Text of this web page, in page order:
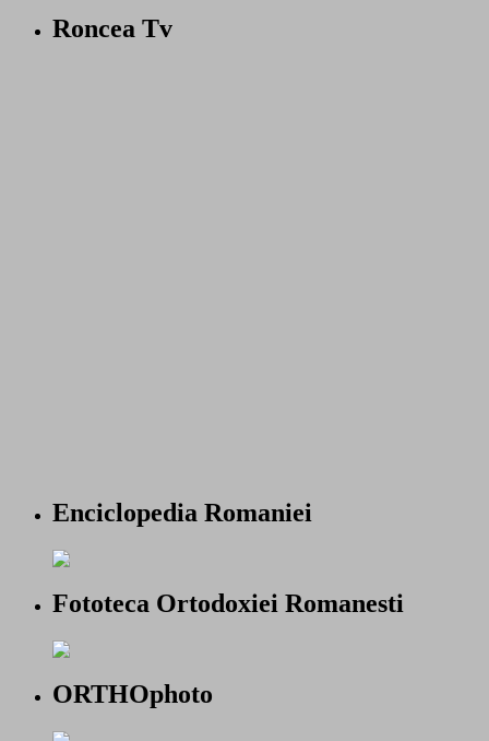
Roncea Tv
Enciclopedia Romaniei
Fototeca Ortodoxiei Romanesti
ORTHOphoto